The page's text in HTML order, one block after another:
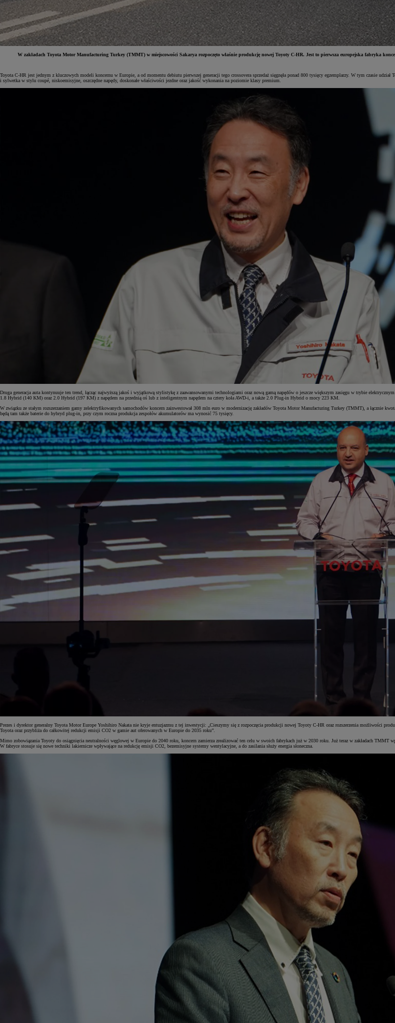
Od81 900 zł
W zakładach Toyota Motor Manufacturing Turkey (TMMT) w miejscowości Sakarya rozpoczęto właśnie produkcję nowej Toyoty C-HR. Jest to pierwsza europejska fabryka
Toyota C-HR jest jednym z kluczowych modeli koncernu w Europie, a od momentu debiutu pierwszej generacji tego crossovera sprzedaż sięgnęła ponad 800 tysięcy egzemplarzy. W tym czasie
i sylwetka w stylu coupé, niskoemisyjne, oszczędne napędy, doskonałe właściwości jezdne oraz jakość wykonania na poziomie klasy premium.
Druga generacja auta kontynuuje ten trend, łącząc najwyższą jakoś i wyjątkową stylistykę z zaawansowanymi technologiami oraz nową gamą napędów o jeszcze większym zasięgu w trybie
1.8 Hybrid (140 KM) oraz 2.0 Hybrid (197 KM) z napędem na przednią oś lub z inteligentnym napędem na cztery koła AWD-i, a także 2.0 Plug-in Hybrid o mocy 223 KM.
W związku ze stałym rozszerzaniem gamy zelektryfikowanych samochodów koncern zainwestował 308 mln euro w modernizację zakładów Toyota Motor Manufacturing Turkey (TMMT), a
będą tam także baterie do hybryd plug-in, przy czym roczna produkcja zespołów akumulatorów ma wynosić 75 tysięcy.
Prezes i dyrektor generalny Toyota Motor Europe Yoshihiro Nakata nie kryje entuzjazmu z tej inwestycji: „Cieszymy się z rozpoczęcia produkcji nowej Toyoty C-HR oraz rozszerzenia możliwości
Toyota oraz przybliża do całkowitej redukcji emisji CO2 w gamie aut oferowanych w Europie do 2035 roku”.
Mimo zobowiązania Toyoty do osiągnięcia neutralności węglowej w Europie do 2040 roku, koncern zamierza zrealizować ten celu w swoich fabrykach już w 2030 roku. Już teraz w zakładach TMMT
W fabryce stosuje się nowe techniki lakiernicze wpływające na redukcję emisji CO2, bezemisyjne systemy wentylacyjne, a do zasilania służy energia słoneczna.